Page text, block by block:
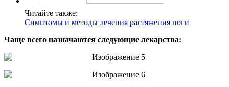
Читайте также:
Симптомы и методы лечения растяжения ноги
Чаще всего назначаются следующие лекарства: